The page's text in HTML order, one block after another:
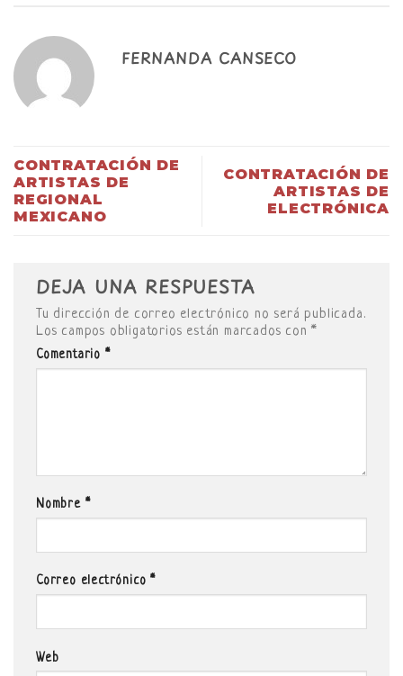
FERNANDA CANSECO
CONTRATACIÓN DE
ARTISTAS DE
REGIONAL
MEXICANO
CONTRATACIÓN DE
ARTISTAS DE
ELECTRÓNICA
DEJA UNA RESPUESTA
Tu dirección de correo electrónico no será publicada.
Los campos obligatorios están marcados con*
Comentario *
Nombre *
Correo electrónico*
Web